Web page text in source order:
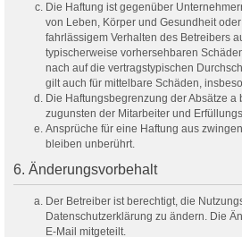
Die Haftung ist gegenüber
von Leben, Körper und Gesundheit
fahrlässigem Verhalten des Betreibers
typischerweise vorhersehbaren
nach auf die vertragstypischen
gilt auch für mittelbare Schäden,
Die Haftungsbegrenzung der Absätze a
zugunsten der Mitarbeiter und
Ansprüche für eine Haftung aus
bleiben unberührt.
6. Änderungsvorbehalt
Der Betreiber ist berechtigt, die
Datenschutzerklärung zu ändern. Die
E-Mail mitgeteilt.